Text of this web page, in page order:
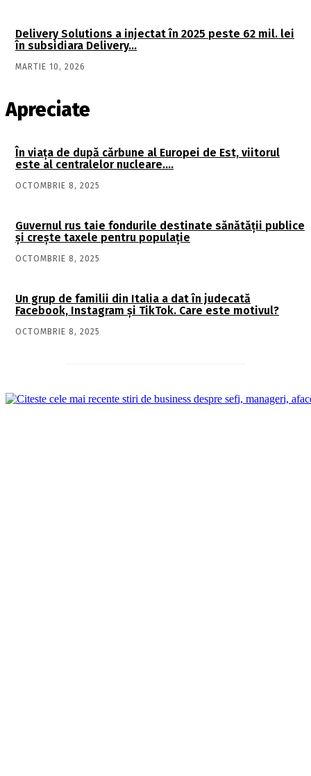
Delivery Solutions a injectat în 2025 peste 62 mil. lei
în subsidiara Delivery…
MARTIE 10, 2026
Apreciate
În viaţa de după cărbune al Europei de Est, viitorul
este al centralelor nucleare….
OCTOMBRIE 8, 2025
Guvernul rus taie fondurile destinate sănătății publice
și crește taxele pentru populație
OCTOMBRIE 8, 2025
Un grup de familii din Italia a dat în judecată
Facebook, Instagram și TikTok. Care este motivul?
OCTOMBRIE 8, 2025